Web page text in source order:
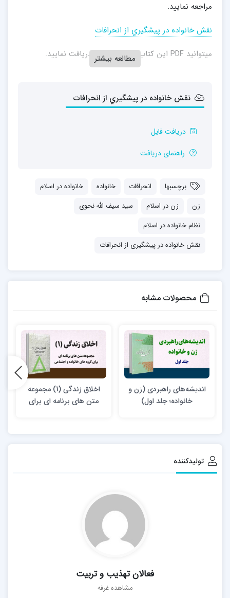
مراجعه نمایید.
نقش خانواده در پيشگيري از انحرافات
میتوانید PDF این کتاب را از پیوند زیر دریافت نمایید.
مطالعه بیشتر
نقش خانواده در پيشگيري از انحرافات
دریافت فایل
راهنمای دریافت
برچسبها انحرافات خانواده
خانواده در اسلام
زن
زن در اسلام
سید سیف الله نحوی
نظام خانواده در اسلام
نقش خانواده در پیشگیری از انحرافات
محصولات مشابه
اندیشه‌های راهبردی (زن و
خانواده؛ جلد اول)
اخلاق زندگی (1) مجموعه
متن های برنامه ای برای
تولیدکننده
فعالان تهذیب و تربیت
مشاهده غرفه